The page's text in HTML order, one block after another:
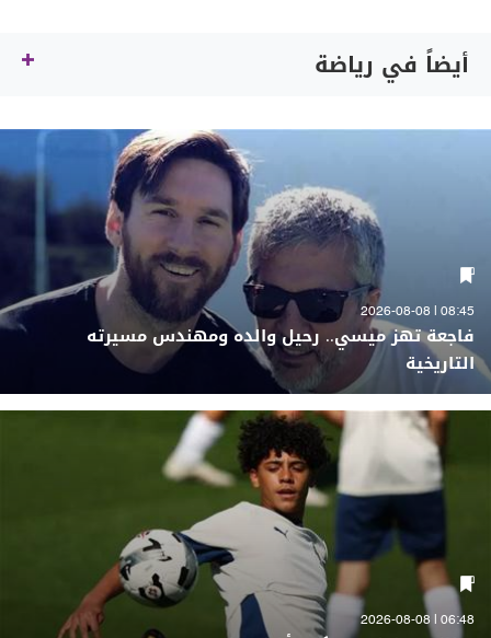
أيضاً في رياضة
08:45 | 2026-08-08
فاجعة تهز ميسي.. رحيل والده ومهندس مسيرته
التاريخية
06:48 | 2026-08-08